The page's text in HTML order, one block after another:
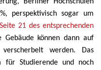
perspektivisch sogar um
Seite 21 des entsprechenden
Gebäude können dann auf
werden. Das
für Studierende und noch